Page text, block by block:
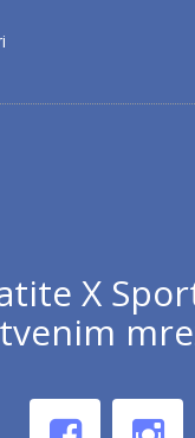
X